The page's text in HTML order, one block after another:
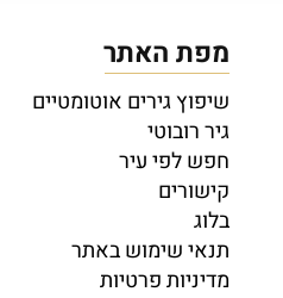
מפת האתר
שיפוץ גירים אוטומטיים
גיר רובוטי
חפש לפי עיר
קישורים
בלוג
תנאי שימוש באתר
מדיניות פרטיות